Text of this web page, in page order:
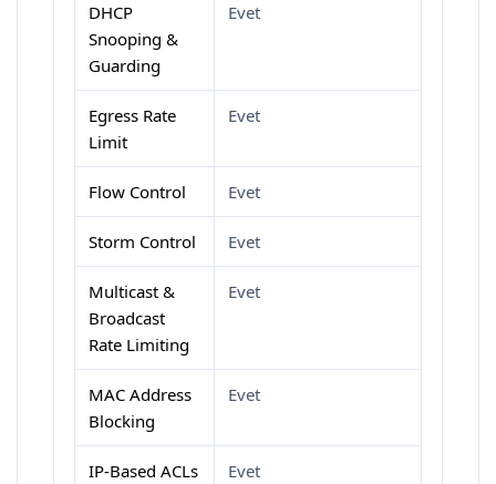
DHCP
Snooping &
Guarding
Evet
Egress Rate
Limit
Evet
Flow Control Evet
Storm Control Evet
Multicast &
Broadcast
Rate Limiting
Evet
MAC Address
Blocking
Evet
IP-Based ACLs
Evet